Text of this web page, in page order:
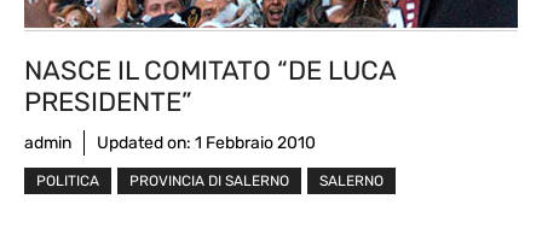
NASCE IL COMITATO “DE LUCA
PRESIDENTE”
admin Updated on: 1 Febbraio 2010
POLITICA PROVINCIA DI SALERNO SALERNO